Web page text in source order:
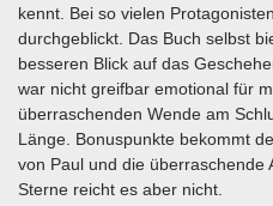
kennt. Bei so vielen
durchgeblickt. Das Buch selbst
besseren Blick auf das
war nicht greifbar emotional für
überraschenden Wende am
Länge. Bonuspunkte bekommt
von Paul und die überraschende
Sterne reicht es aber nicht.